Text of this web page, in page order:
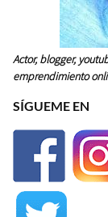
Actor, blogger,
emprendimiento
SÍGUEME EN